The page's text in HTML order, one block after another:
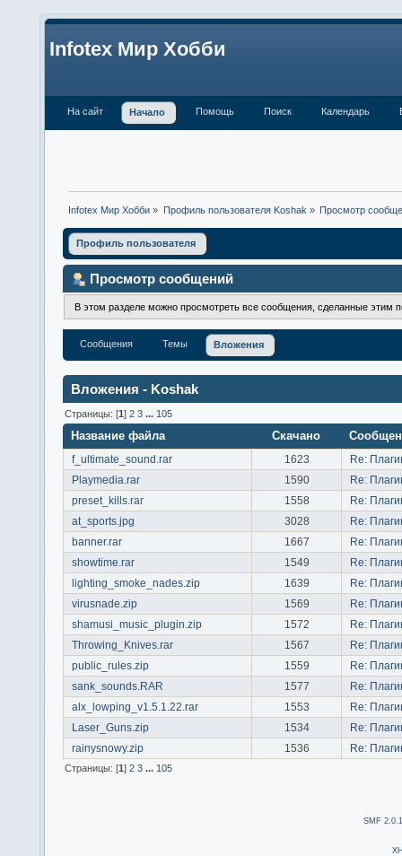
Infotex Мир Хобби
На сайт Начало Помощь Поиск Календарь
Infotex Мир Хобби » Профиль пользователя Koshak » Просмотр
Профиль пользователя
Просмотр сообщений
В этом разделе можно просмотреть все сообщения, сделанные этим
Сообщения Темы Вложения
Вложения - Koshak
Страницы: [1]2 3 ... 105
Название файла Скачано
f_ultimate_sound.rar 1623
Re:
Playmedia.rar
1590
Re:
preset_kills.rar
1558
Re:
at_sports.jpg
3028
Re:
banner.rar
1667
Re:
showtime.rar
1549
Re:
lighting_smoke_nades.zip
1639
Re:
virusnade.zip
1569
Re:
shamusi_music_plugin.zip
1572
Re:
Throwing_Knives.rar
1567
Re:
public_rules.zip
1559
Re:
sank_sounds.RAR
1577
Re:
alx_lowping_v1.5.1.22.rar
1553
Re:
Laser_Guns.zip
1534
Re:
rainysnowy.zip
1536 Re:
Страницы: [1]2 3 ... 105
SMF